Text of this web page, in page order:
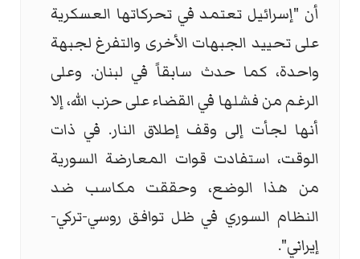
أن "إسرائيل تعتمد في تحركاتها العسكرية
على تحييد الجبهات الأخرى والتفرغ لجبهة
واحدة، كما حدث سابقاً في لبنان. وعلى
الرغم من فشلها في القضاء على حزب الله، إلا
أنها لجأت إلى وقف إطلاق النار. في ذات
الوقت، استفادت قوات المعارضة السورية
من هذا الوضع، وحققت مكاسب ضد
النظام السوري في ظل توافق روسي-تركي-
إيراني".